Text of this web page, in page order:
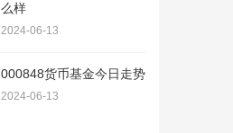
么样
2024-06-13
000848货币基金今日走势
2024-06-13